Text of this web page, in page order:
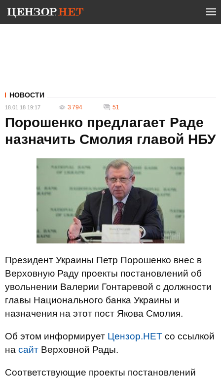
НОВОСТИ
18.01.18 19:17 3 794 51
Порошенко предлагает Раде
назначить Смолия главой НБУ
Президент Украины Петр Порошенко внес в
Верховную Раду проекты постановлений об
увольнении Валерии Гонтаревой с должности
главы Национального банка Украины и
назначения на этот пост Якова Смолия.
Об этом информирует Цензор.НЕТ со ссылкой
на сайт Верховной Рады.
Соответствующие проекты постановлений